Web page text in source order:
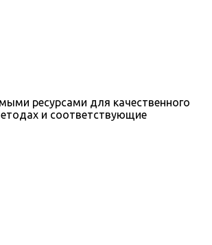
ресурсами для качественного
и соответствующие